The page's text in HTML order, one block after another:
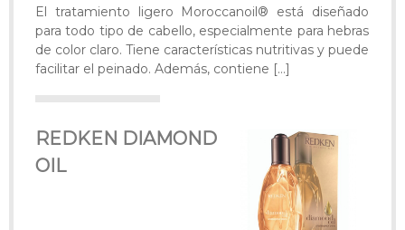
El tratamiento ligero Moroccanoil® está diseñado
para todo tipo de cabello, especialmente para hebras
de color claro. Tiene características nutritivas y puede
facilitar el peinado. Además, contiene […]
REDKEN DIAMOND
OIL